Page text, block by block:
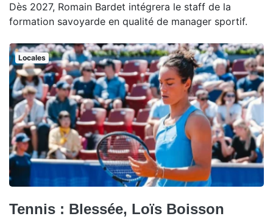
Dès 2027, Romain Bardet intégrera le staff de la
formation savoyarde en qualité de manager sportif.
Locales
Tennis : Blessée, Loïs Boisson